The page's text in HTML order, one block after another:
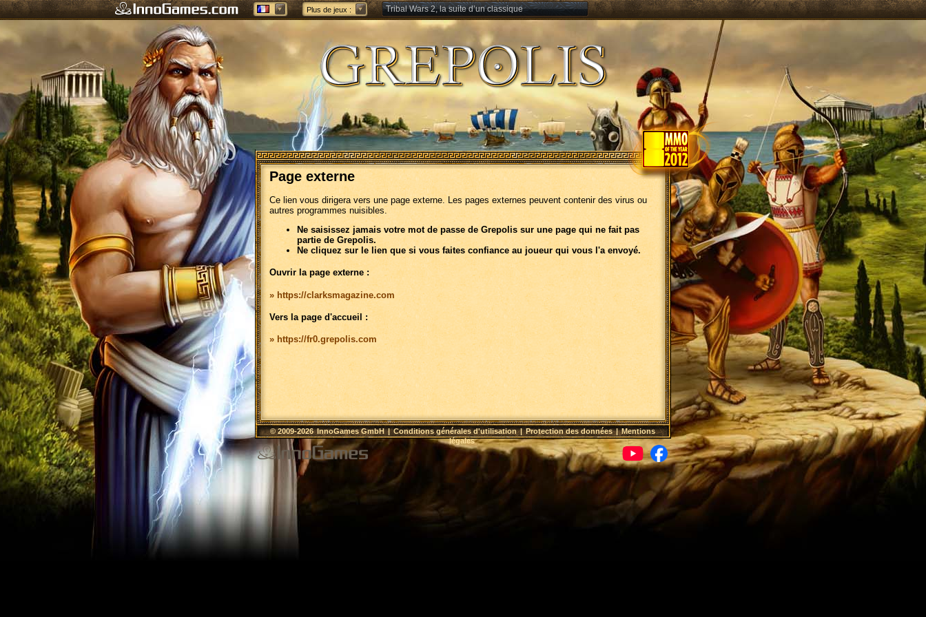
Plus de jeux : Tribal Wars 2, la suite d’un classique
Forge of Empires – Stratégie à travers les âges
Page externe
Ce lien vous dirigera vers une page externe. Les pages externes peuvent contenir des virus ou
autres programmes nuisibles.
Ne saisissez jamais votre mot de passe de Grepolis sur une page qui ne fait pas
partie de Grepolis.
Ne cliquez sur le lien que si vous faites confiance au joueur qui vous l'a envoyé.
Ouvrir la page externe :
» https://clarksmagazine.com
Vers la page d'accueil :
» https://fr0.grepolis.com
© 2009-2026InnoGames GmbH|Conditions générales d'utilisation|Protection des données|Mentions
légales